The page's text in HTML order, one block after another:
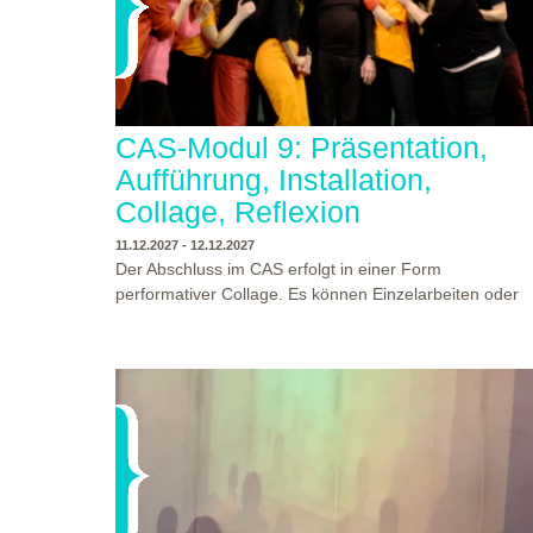
CAS-Modul 9: Präsentation,
Aufführung, Installation,
Collage, Reflexion
11.12.2027 - 12.12.2027
Der Abschluss im CAS erfolgt in einer Form
performativer Collage. Es können Einzelarbeiten oder
Ergebnisse Prozesse und Formate aus dem
Programms gestalten mit Ihrer Form Raum und Zeit von
Begegnungen und Gespräche an der performativen
WO?